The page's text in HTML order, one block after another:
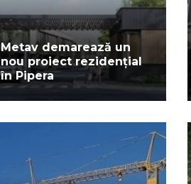
Metav demarează un
nou proiect rezidențial
în Pipera